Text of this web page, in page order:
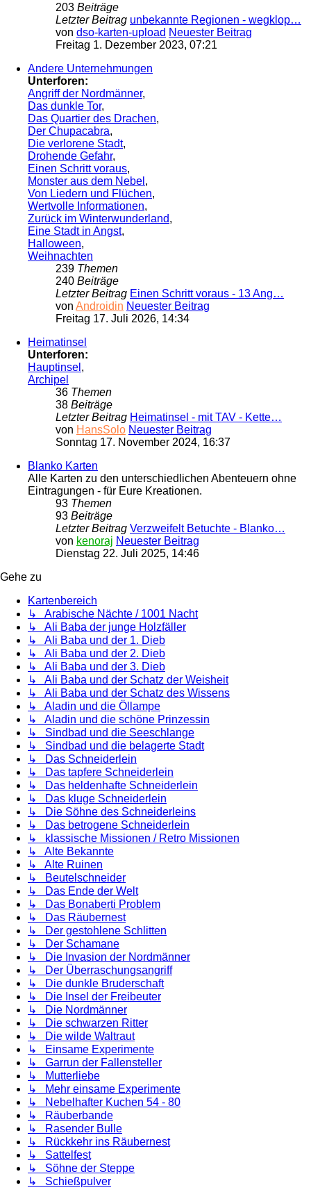
203 Beiträge
Letzter Beitrag unbekannte Regionen - wegklop…
von dso-karten-upload Neuester Beitrag
Freitag 1. Dezember 2023, 07:21
Andere Unternehmungen
Unterforen:
Angriff der Nordmänner,
Das dunkle Tor,
Das Quartier des Drachen,
Der Chupacabra,
Die verlorene Stadt,
Drohende Gefahr,
Einen Schritt voraus,
Monster aus dem Nebel ,
Von Liedern und Flüchen,
Wertvolle Informationen,
Zurück im Winterwunderland,
Eine Stadt in Angst,
Halloween,
Weihnachten
239 Themen
240 Beiträge
Letzter Beitrag Einen Schritt voraus - 13 Ang…
von Androidin Neuester Beitrag
Freitag 17. Juli 2026, 14:34
Heimatinsel
Unterforen:
Hauptinsel ,
Archipel
36 Themen
38 Beiträge
Letzter Beitrag Heimatinsel - mit TAV - Kette…
von HansSolo Neuester Beitrag
Sonntag 17. November 2024, 16:37
Blanko Karten
Alle Karten zu den unterschiedlichen Abenteuern ohne
Eintragungen - für Eure Kreationen.
93 Themen
93 Beiträge
Letzter Beitrag Verzweifelt Betuchte - Blanko…
von kenoraj Neuester Beitrag
Dienstag 22. Juli 2025, 14:46
Gehe zu
Kartenbereich
↳ Arabische Nächte / 1001 Nacht
↳ Ali Baba der junge Holzfäller
↳ Ali Baba und der 1. Dieb
↳ Ali Baba und der 2. Dieb
↳ Ali Baba und der 3. Dieb
↳ Ali Baba und der Schatz der Weisheit
↳ Ali Baba und der Schatz des Wissens
↳ Aladin und die Öllampe
↳ Aladin und die schöne Prinzessin
↳ Sindbad und die Seeschlange
↳ Sindbad und die belagerte Stadt
↳ Das Schneiderlein
↳ Das tapfere Schneiderlein
↳ Das heldenhafte Schneiderlein
↳ Das kluge Schneiderlein
↳ Die Söhne des Schneiderleins
↳ Das betrogene Schneiderlein
↳ klassische Missionen / Retro Missionen
↳ Alte Bekannte
↳ Alte Ruinen
↳ Beutelschneider
↳ Das Ende der Welt
↳ Das Bonaberti Problem
↳ Das Räubernest
↳ Der gestohlene Schlitten
↳ Der Schamane
↳ Die Invasion der Nordmänner
↳ Der Überraschungsangriff
↳ Die dunkle Bruderschaft
↳ Die Insel der Freibeuter
↳ Die Nordmänner
↳ Die schwarzen Ritter
↳ Die wilde Waltraut
↳ Einsame Experimente
↳ Garrun der Fallensteller
↳ Mutterliebe
↳ Mehr einsame Experimente
↳ Nebelhafter Kuchen 54 - 80
↳ Räuberbande
↳ Rasender Bulle
↳ Rückkehr ins Räubernest
↳ Sattelfest
↳ Söhne der Steppe
↳ Schießpulver